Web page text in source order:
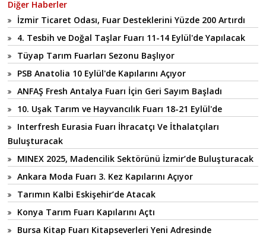
Diğer Haberler
İzmir Ticaret Odası, Fuar Desteklerini Yüzde 200 Artırdı
4. Tesbih ve Doğal Taşlar Fuarı 11-14 Eylül'de Yapılacak
Tüyap Tarım Fuarları Sezonu Başlıyor
PSB Anatolia 10 Eylül'de Kapılarını Açıyor
ANFAŞ Fresh Antalya Fuarı İçin Geri Sayım Başladı
10. Uşak Tarım ve Hayvancılık Fuarı 18-21 Eylül'de
Interfresh Eurasia Fuarı İhracatçı Ve İthalatçıları
Buluşturacak
MINEX 2025, Madencilik Sektörünü İzmir’de Buluşturacak
Ankara Moda Fuarı 3. Kez Kapılarını Açıyor
Tarımın Kalbi Eskişehir’de Atacak
Konya Tarım Fuarı Kapılarını Açtı
Bursa Kitap Fuarı Kitapseverleri Yeni Adresinde